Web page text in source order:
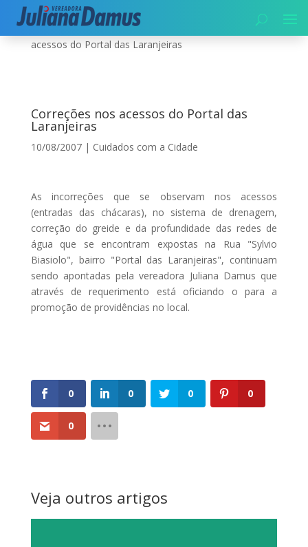
Início|Cuidados com a Cidade
acessos do Portal das Laranjeiras
Correções nos acessos do Portal das
Laranjeiras
10/08/2007| Cuidados com a Cidade
As incorreções que se observam nos acessos
(entradas das chácaras), no sistema de drenagem,
correção do greide e da profundidade das redes de
água que se encontram expostas na Rua "Sylvio
Biasiolo", bairro "Portal das Laranjeiras", continuam
sendo apontadas pela vereadora Juliana Damus que
através de requerimento está oficiando o para a
promoção de providências no local.
0 0 0 0
0
Veja outros artigos